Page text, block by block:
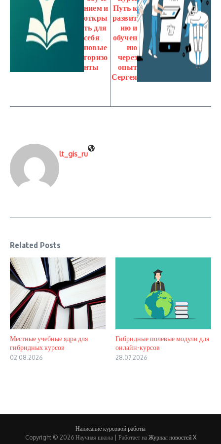
нием и
откры
ть для
себя
новые
горизо
нты
Путь к
развит
ию и
обучен
ию
через
опыт
Сергея
lt_gis_ru
Related Posts
Местные учебные ядра для
гибридных курсов
02.08.2026
Гибридные полевые модули для
онлайн-курсов
28.07.2026
Написание курсовой работы
Copyright © 2026 Научная школа | Работает на Журнал новостей X